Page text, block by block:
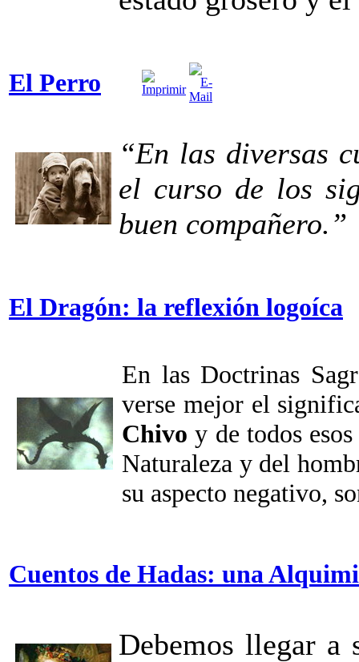
El Perro
“En las diversas
el curso de los
buen compañero.”
El Dragón: la reflexión logoíca
En las Doctrinas
verse mejor el
Chivo y de todos
Naturaleza y del
su aspecto negativo,
Cuentos de Hadas: una
Debemos llegar a